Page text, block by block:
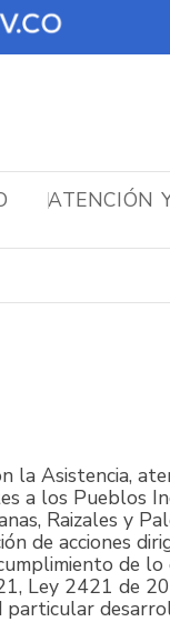
ATENCIÓN
la Asistencia,
a los Pueblos
Raizales y
de acciones
de
Ley 2421 de
particular